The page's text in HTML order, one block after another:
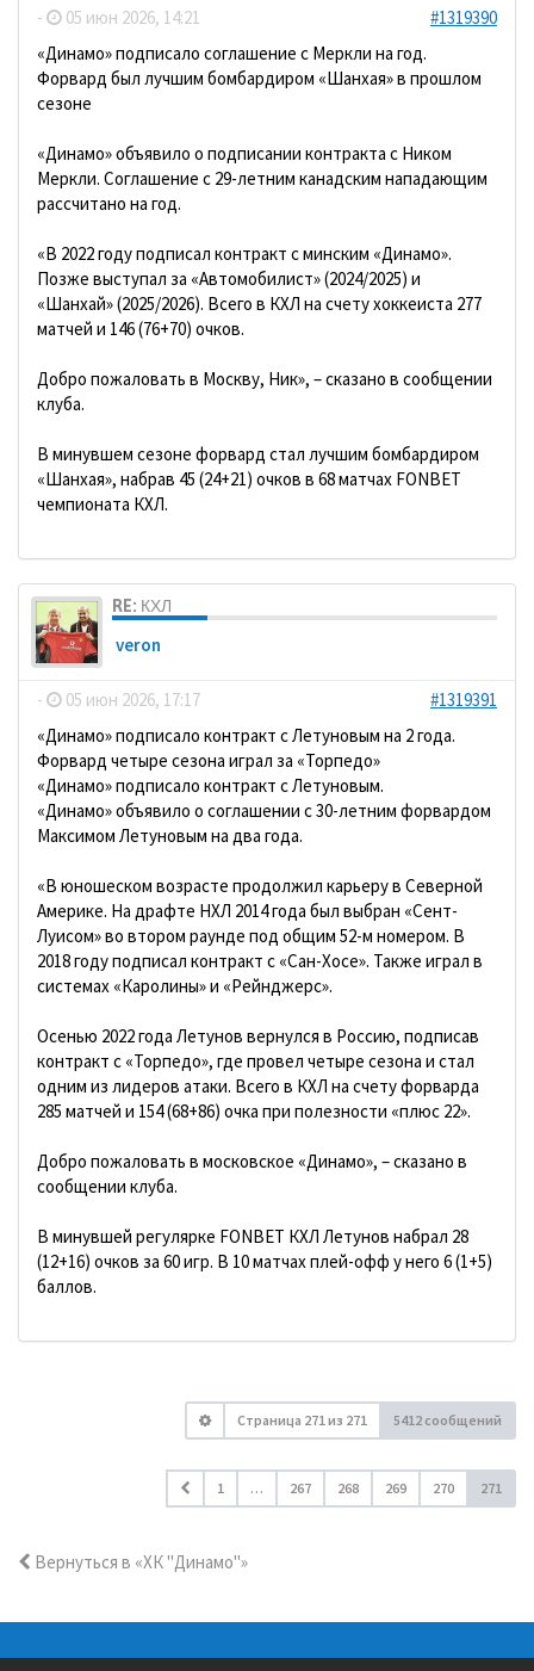
- 05 июн 2026, 14:21
#1319390
«Динамо» подписало соглашение с Меркли на год.
Форвард был лучшим бомбардиром «Шанхая» в прошлом
сезоне
«Динамо» объявило о подписании контракта с Ником
Меркли. Соглашение с 29-летним канадским нападающим
рассчитано на год.
«В 2022 году подписал контракт с минским «Динамо».
Позже выступал за «Автомобилист» (2024/2025) и
«Шанхай» (2025/2026). Всего в КХЛ на счету хоккеиста 277
матчей и 146 (76+70) очков.
Добро пожаловать в Москву, Ник», – сказано в сообщении
клуба.
В минувшем сезоне форвард стал лучшим бомбардиром
«Шанхая», набрав 45 (24+21) очков в 68 матчах FONBET
чемпионата КХЛ.
RE: КХЛ
veron
- 05 июн 2026, 17:17
#1319391
«Динамо» подписало контракт с Летуновым на 2 года.
Форвард четыре сезона играл за «Торпедо»
«Динамо» подписало контракт с Летуновым.
«Динамо» объявило о соглашении с 30-летним форвардом
Максимом Летуновым на два года.
«В юношеском возрасте продолжил карьеру в Северной
Америке. На драфте НХЛ 2014 года был выбран «Сент-
Луисом» во втором раунде под общим 52-м номером. В
2018 году подписал контракт с «Сан-Хосе». Также играл в
системах «Каролины» и «Рейнджерс».
Осенью 2022 года Летунов вернулся в Россию, подписав
контракт с «Торпедо», где провел четыре сезона и стал
одним из лидеров атаки. Всего в КХЛ на счету форварда
285 матчей и 154 (68+86) очка при полезности «плюс 22».
Добро пожаловать в московское «Динамо», – сказано в
сообщении клуба.
В минувшей регулярке FONBET КХЛ Летунов набрал 28
(12+16) очков за 60 игр. В 10 матчах плей-офф у него 6 (1+5)
баллов.
Страница 271из 271 5412 сообщений
1 … 267 268 269 270 271
Вернуться в «ХК "Динамо"»